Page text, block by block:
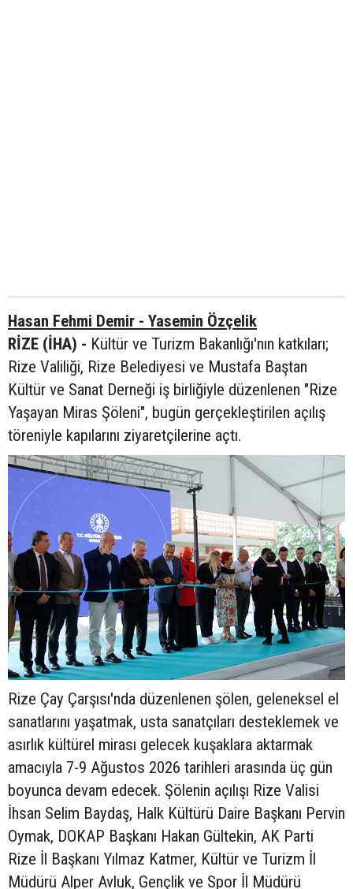
Hasan Fehmi Demir - Yasemin Özçelik
RİZE (İHA) - Kültür ve Turizm Bakanlığı'nın katkıları;
Rize Valiliği, Rize Belediyesi ve Mustafa Baştan
Kültür ve Sanat Derneği iş birliğiyle düzenlenen "Rize
Yaşayan Miras Şöleni", bugün gerçekleştirilen açılış
töreniyle kapılarını ziyaretçilerine açtı.
Rize Çay Çarşısı'nda düzenlenen şölen, geleneksel el
sanatlarını yaşatmak, usta sanatçıları desteklemek ve
asırlık kültürel mirası gelecek kuşaklara aktarmak
amacıyla 7-9 Ağustos 2026 tarihleri arasında üç gün
boyunca devam edecek. Şölenin açılışı Rize Valisi
İhsan Selim Baydaş, Halk Kültürü Daire Başkanı Pervin
Oymak, DOKAP Başkanı Hakan Gültekin, AK Parti
Rize İl Başkanı Yılmaz Katmer, Kültür ve Turizm İl
Müdürü Alper Avluk, Gençlik ve Spor İl Müdürü